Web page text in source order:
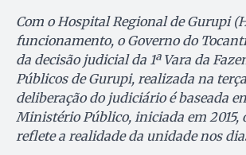
Com o Hospital Regional de Gurupi
funcionamento, o Governo do
da decisão judicial da 1ª Vara da
Públicos de Gurupi, realizada na
deliberação do judiciário é baseada
Ministério Público, iniciada em 2015,
reflete a realidade da unidade nos